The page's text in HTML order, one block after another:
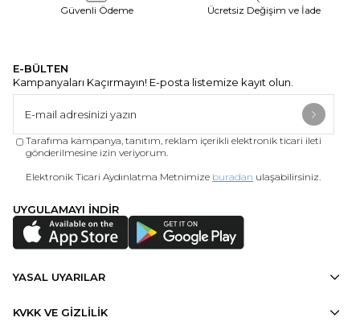
Güvenli Ödeme Ücretsiz Değişim ve İade
E-BÜLTEN
Kampanyaları Kaçırmayın! E-posta listemize kayıt olun.
Tarafıma kampanya, tanıtım, reklam içerikli elektronik ticari ileti
gönderilmesine izin veriyorum.
Elektronik Ticari Aydınlatma Metnimize buradan ulaşabilirsiniz.
UYGULAMAYI İNDİR
YASAL UYARILAR
KVKK VE GİZLİLİK